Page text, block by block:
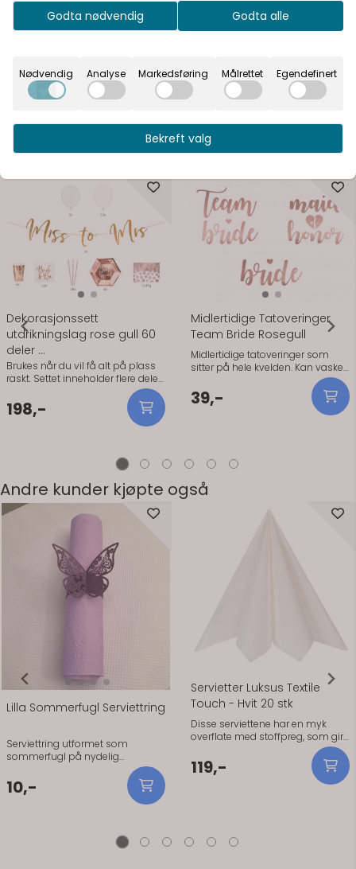
Sitter lett og er enkel å ta av og på.
Type: Blomsterkrans
Dekorasjonssett
utdrikningslag rose gull 60
deler ...
Brukes når du vil få alt på plass
raskt. Settet inneholder flere deler
som dekker bord og rom, og gjør
det enkelt å komme i gang uten å
plukke enkeltprodukter. Passer
godt når dere skal pynte et sted
Antall deler: 60 stk - Farge: Rose
gull - Tema: Utdrikningslag
198,-
Midlertidige Tatoveringer
Team Bride Rosegull
Midlertidige tatoveringer som
sitter på hele kvelden. Kan vaskes
utdrikningslag! Midlertidige
tatoveringer som sitter på hele
kvelden. Kan vaskes av dagen
39,-
Andre kunder kjøpte også
Lilla Sommerfugl Serviettring
Serviettring utformet som
sommerfugl på nydelig
perlemorpapir.Serviettringer
utformet som sommerfugl på
nydelig perlemorpapir.
På lager
10,-
Servietter Luksus Textile
Touch - Hvit 20 stk
Disse serviettene har en myk
overflate med stoffpreg, som gir
bordet et mer gjennomført og
rolig uttrykk. De holder fasongen
fint og er enkle å brette, enten du
går for klassiske folder eller vil
bra ut, uten å gjøre det
komplisert. De kjennes
På lager
119,-
Godta nødvendig Godta alle
Nødvendig Analyse Markedsføring Målrettet Egendefinert
Bekreft valg